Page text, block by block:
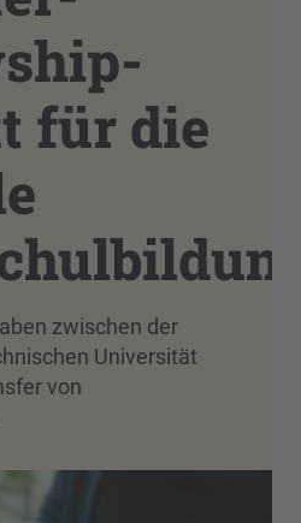
für die
zwischen der
Universität
von